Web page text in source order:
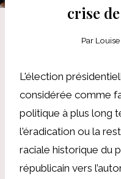
crise
Par Louise
L'élection
considérée comme
politique à plus long
l'éradication ou la
raciale historique du
républicain vers